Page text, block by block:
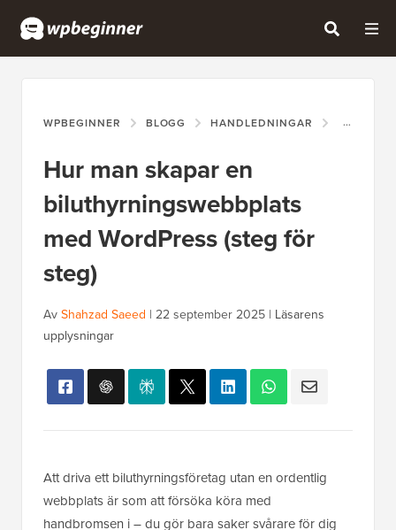
WPBEGINNER BLOGG HANDLEDNINGAR HUR
Hur man skapar en
biluthyrningswebbplats
med WordPress (steg för
steg)
AvShahzad Saeed | 22 september 2025 | Läsarens
upplysningar
Att driva ett biluthyrningsföretag utan en ordentlig
webbplats är som att försöka köra med
handbromsen i – du gör bara saker svårare för dig